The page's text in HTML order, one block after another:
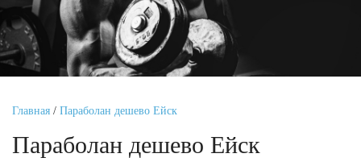
Главная / Параболан дешево Ейск
Параболан дешево Ейск